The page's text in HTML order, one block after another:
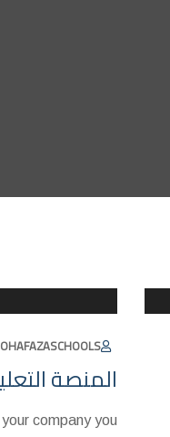
المنصة
company you